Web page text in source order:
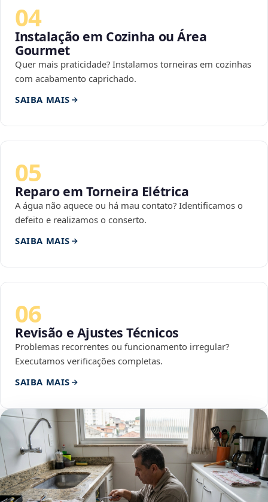
04
Instalação em Cozinha ou Área
Gourmet
Quer mais praticidade? Instalamos torneiras em cozinhas
com acabamento caprichado.
SAIBA MAIS
05
Reparo em Torneira Elétrica
A água não aquece ou há mau contato? Identificamos o
defeito e realizamos o conserto.
SAIBA MAIS
06
Revisão e Ajustes Técnicos
Problemas recorrentes ou funcionamento irregular?
Executamos verificações completas.
SAIBA MAIS